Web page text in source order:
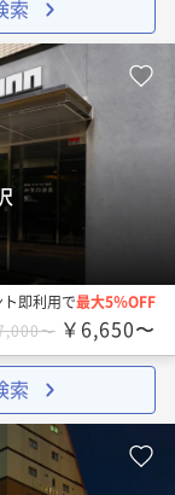
索
即利用で最大5％OFF
〜 ￥6,650〜
索